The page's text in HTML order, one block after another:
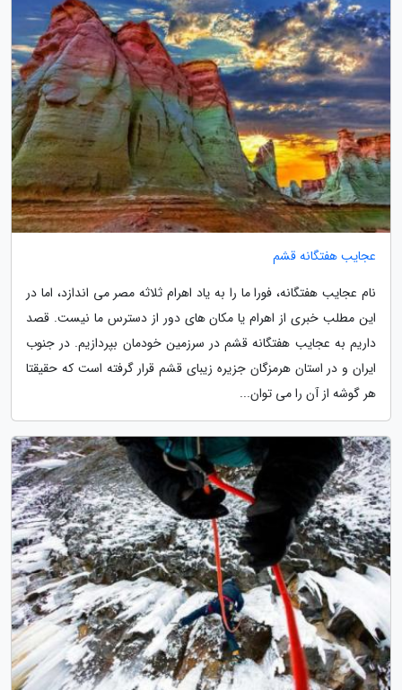
عجایب هفتگانه قشم
نام عجایب هفتگانه، فورا ما را به یاد اهرام ثلاثه مصر می اندازد، اما در
این مطلب خبری از اهرام یا مکان های دور از دسترس ما نیست. قصد
داریم به عجایب هفتگانه قشم در سرزمین خودمان بپردازیم. در جنوب
ایران و در استان هرمزگان جزیره زیبای قشم قرار گرفته است که حقیقتا
هر گوشه از آن را می توان...